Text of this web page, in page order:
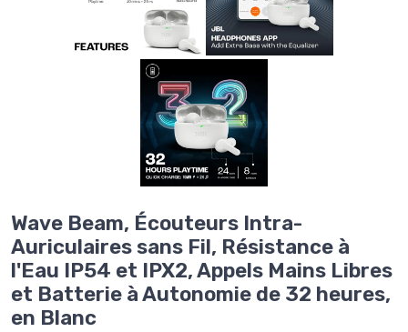
Wave Beam, Écouteurs Intra-
Auriculaires sans Fil, Résistance à
l'Eau IP54 et IPX2, Appels Mains Libres
et Batterie à Autonomie de 32 heures,
en Blanc